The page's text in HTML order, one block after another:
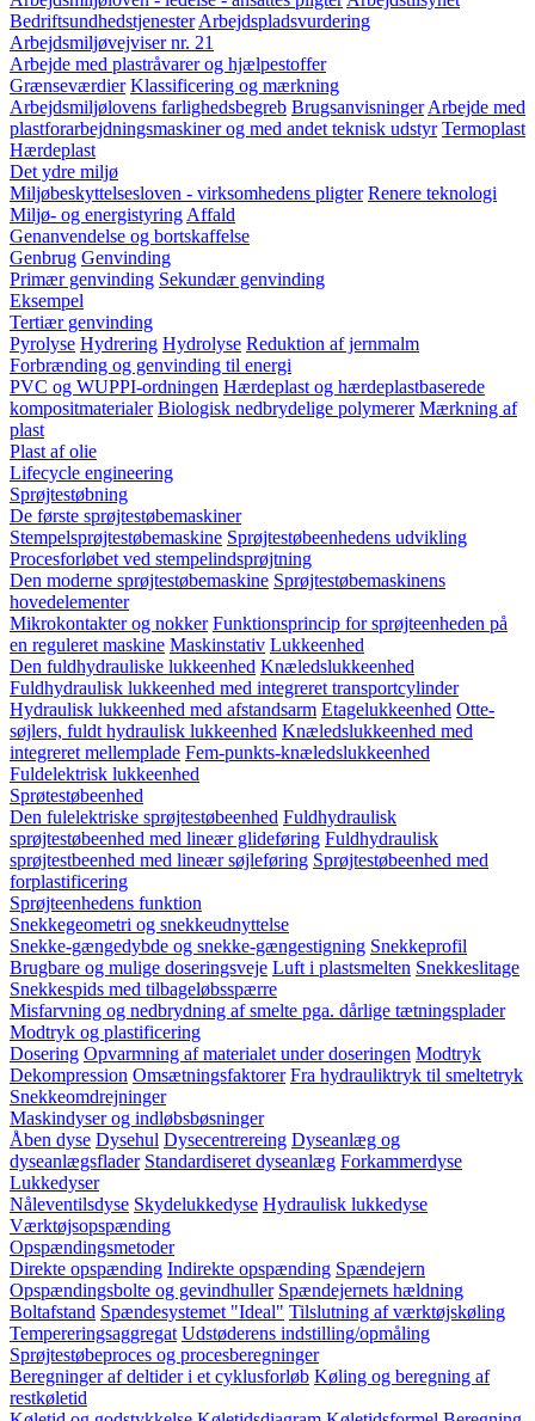
Bedriftsundhedstjenester Arbejdspladsvurdering
Arbejdsmiljøvejviser nr. 21
Arbejde med plastråvarer og hjælpestoffer
Grænseværdier Klassificering og mærkning
Arbejdsmiljølovens farlighedsbegreb Brugsanvisninger Arbejde med
plastforarbejdningsmaskiner og med andet teknisk udstyr Termoplast
Hærdeplast
Det ydre miljø
Miljøbeskyttelsesloven - virksomhedens pligter Renere teknologi
Miljø- og energistyring Affald
Genanvendelse og bortskaffelse
Genbrug Genvinding
Primær genvinding Sekundær genvinding
Eksempel
Tertiær genvinding
Pyrolyse Hydrering Hydrolyse Reduktion af jernmalm
Forbrænding og genvinding til energi
PVC og WUPPI-ordningen Hærdeplast og hærdeplastbaserede
kompositmaterialer Biologisk nedbrydelige polymerer Mærkning af
plast
Plast af olie
Lifecycle engineering
Sprøjtestøbning
De første sprøjtestøbemaskiner
Stempelsprøjtestøbemaskine Sprøjtestøbeenhedens udvikling
Procesforløbet ved stempelindsprøjtning
Den moderne sprøjtestøbemaskine Sprøjtestøbemaskinens
hovedelementer
Mikrokontakter og nokker Funktionsprincip for sprøjteenheden på
en reguleret maskine Maskinstativ Lukkeenhed
Den fuldhydrauliske lukkeenhed Knæledslukkeenhed
Fuldhydraulisk lukkeenhed med integreret transportcylinder
Hydraulisk lukkeenhed med afstandsarm Etagelukkeenhed Otte-
søjlers, fuldt hydraulisk lukkeenhed Knæledslukkeenhed med
integreret mellemplade Fem-punkts-knæledslukkeenhed
Fuldelektrisk lukkeenhed
Sprøtestøbeenhed
Den fulelektriske sprøjtestøbeenhed Fuldhydraulisk
sprøjtestøbeenhed med lineær glideføring Fuldhydraulisk
sprøjtestbeenhed med lineær søjleføring Sprøjtestøbeenhed med
forplastificering
Sprøjteenhedens funktion
Snekkegeometri og snekkeudnyttelse
Snekke-gængedybde og snekke-gængestigning Snekkeprofil
Brugbare og mulige doseringsveje Luft i plastsmelten Snekkeslitage
Snekkespids med tilbageløbsspærre
Misfarvning og nedbrydning af smelte pga. dårlige tætningsplader
Modtryk og plastificering
Dosering Opvarmning af materialet under doseringen Modtryk
Dekompression Omsætningsfaktorer Fra hydrauliktryk til smeltetryk
Snekkeomdrejninger
Maskindyser og indløbsbøsninger
Åben dyse Dysehul Dysecentrereing Dyseanlæg og
dyseanlægsflader Standardiseret dyseanlæg Forkammerdyse
Lukkedyser
Nåleventilsdyse Skydelukkedyse Hydraulisk lukkedyse
Værktøjsopspænding
Opspændingsmetoder
Direkte opspænding Indirekte opspænding Spændejern
Opspændingsbolte og gevindhuller Spændejernets hældning
Boltafstand Spændesystemet "Ideal" Tilslutning af værktøjskøling
Tempereringsaggregat Udstøderens indstilling/opmåling
Sprøjtestøbeproces og procesberegninger
Beregninger af deltider i et cyklusforløb Køling og beregning af
restkøletid